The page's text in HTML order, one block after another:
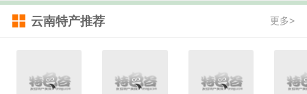
云南特产推荐 更多>